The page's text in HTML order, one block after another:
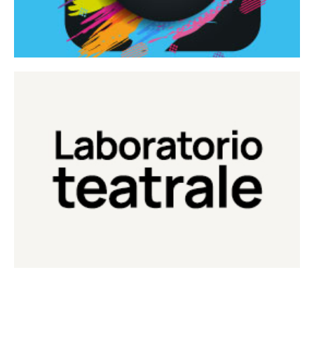
Laboratorio Teatrale
Laboratorio di teatro del Teatro Eduardo de Filippo
Continua